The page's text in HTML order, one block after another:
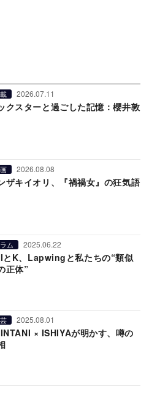
2026.07.11
クスターと過ごした記憶：櫻井敦
2026.08.08
ザキイオリ、『禍禍女』の狂気語
ム 2025.06.22
とK、Lapwingと私たちの“類似
正体”
2025.08.01
× ISHIYAが明かす、噂の